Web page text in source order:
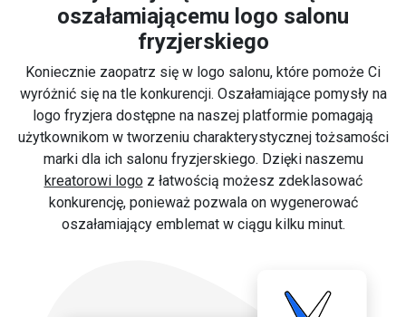
oszałamiającemu logo salonu
fryzjerskiego
Koniecznie zaopatrz się w logo salonu, które pomoże Ci
wyróżnić się na tle konkurencji. Oszałamiające pomysły na
logo fryzjera dostępne na naszej platformie pomagają
użytkownikom w tworzeniu charakterystycznej tożsamości
marki dla ich salonu fryzjerskiego. Dzięki naszemu
kreatorowi logoz łatwością możesz zdeklasować
konkurencję, ponieważ pozwala on wygenerować
oszałamiający emblemat w ciągu kilku minut.